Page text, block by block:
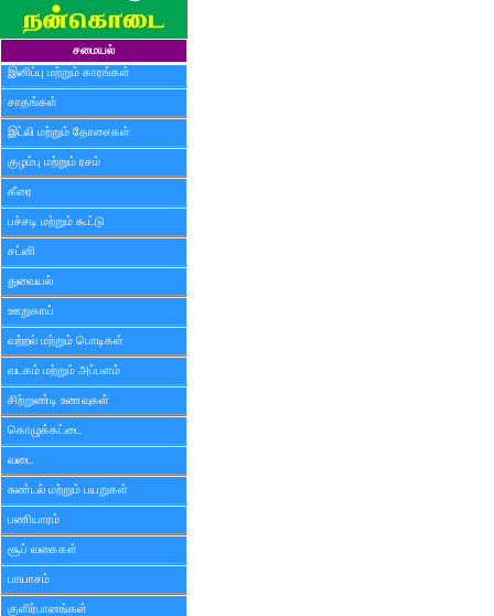
சமையல்
இனிப்பு மற்றும் காரங்கள்
சாதங்கள்
இட்லி மற்றும் தோசைகள்
குழம்பு மற்றும் ரசம்
கீரை
பச்சடி மற்றும் கூட்டு
சட்னி
துவையல்
ஊறுகாய்
வற்றல் மற்றும் பொடிகள்
வடகம் மற்றும் அப்பளம்
சிற்றுண்டி உணவுகள்
கொழுக்கட்டை
வடை
சுண்டல் மற்றும் பயறுகள்
பணியாரம்
சூப் வகைகள்
பாயாசம்
குளிர்பானங்கள்